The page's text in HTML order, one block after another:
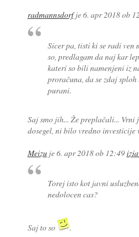
radmannsdorfje6. apr 2018 ob
Sicer pa, tisti ki se radi ven
so, predlagam da naj kar
kateri so bili namenjeni iz
proračuna, da se zdaj
purani.
Saj smo jih... Že preplačali...
dosegel, ni bilo vredno investicije
Meizuje6. apr 2018 ob 12:49
Torej isto kot javni
nedolocen cas?
Saj to so
.